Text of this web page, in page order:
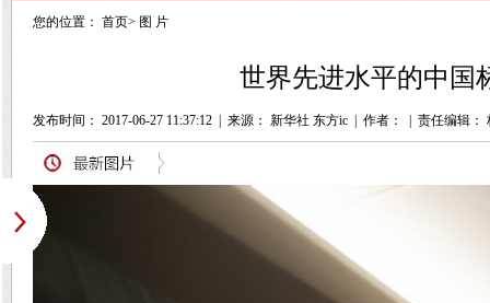
您的位置： 首页> 图 片
世界先进水平的中国
发布时间： 2017-06-27 11:37:12 来源： 新华社 东方ic 作者： 责任编辑：